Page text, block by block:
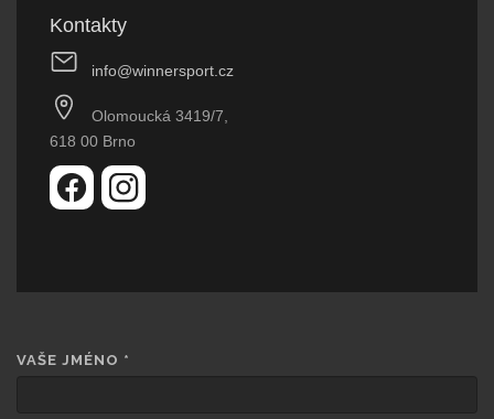
Kontakty
info@winnersport.cz
Olomoucká 3419/7,
618 00 Brno
VAŠE JMÉNO *